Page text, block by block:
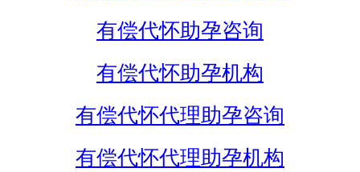
有偿代怀助孕咨询
有偿代怀助孕机构
有偿代怀代理助孕咨询
有偿代怀代理助孕机构